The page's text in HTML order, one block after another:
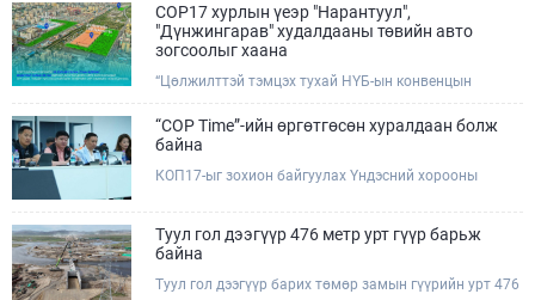
COP17 хурлын үеэр "Нарантуул",
"Дүнжингарав" худалдааны төвийн авто
зогсоолыг хаана
“Цөлжилттэй тэмцэх тухай НҮБ-ын конвенцын
сарын 17-28-ны өдрүүдэд Улаанбаатар хотод зохион
байгуулагдана.Хурлын үеэр Нарантуул, Дүнжингарав
тухайн чиглэлд нийтийн тээврийн хүртээмжийг
“COP Time”-ийн өргөтгөсөн хуралдаан болж
байна
КОП17-ыг зохион байгуулах Үндэсний хорооны
дотоод хуралдааныг тогтмол зохион байгуулж ирсэн
билээ.Өнөөдөр “COP Time”-ийн сүүлийн хуралдааныг
бөгөөд үүнд Үндэсний хорооны дэргэдэх дэд
Туул гол дээгүүр 476 метр урт гүүр барьж
байна
Туул гол дээгүүр барих төмөр замын гүүрийн урт 476